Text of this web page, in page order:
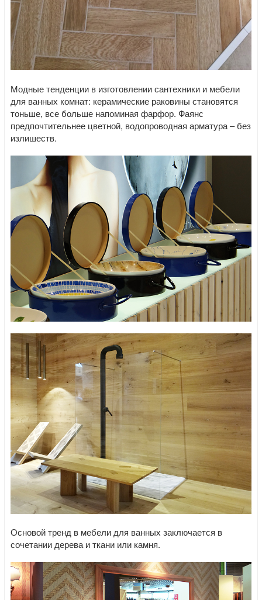
Модные тенденции в изготовлении сантехники и мебели
для ванных комнат: керамические раковины становятся
тоньше, все больше напоминая фарфор. Фаянс
предпочтительнее цветной, водопроводная арматура – без
излишеств.
Основой тренд в мебели для ванных заключается в
сочетании дерева и ткани или камня.